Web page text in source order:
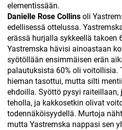
elementissään.
Danielle Rose Collins oli
edellisessä ottelussa.
erässä hurjalla sykkeellä takoen
Yastremska hävisi ainoastaan
syötöllään ensimmäisen erän
palautuksista 60% oli voitollisia.
hieman tasottui, mutta silti
ehdoilla. Syöttö pysyi raiteillaan,
teholla, ja kakkosetkin olivat
todennäköisyydellä. Murtoja
mutta Yastremska nappasi sen